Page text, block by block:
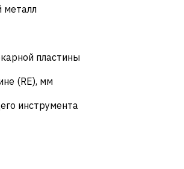
пластины
(RE), мм
инструмента